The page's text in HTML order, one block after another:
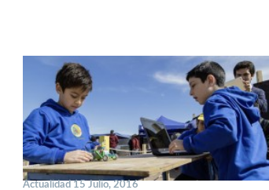
Actualidad 15 Julio, 2016